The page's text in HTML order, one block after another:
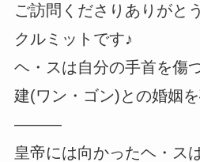
ご訪問くださりありがと
クルミットです♪
ヘ・スは自分の手首を傷
建(ワン・ゴン)との婚姻
―――
皇帝には向かったヘ・ス